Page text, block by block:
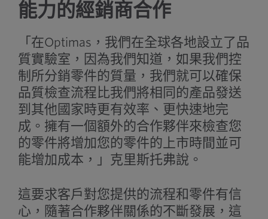
能力的經銷商合作
「在Optimas，我們在全球各地設立了品
質實驗室，因為我們知道，如果我們控
制所分銷零件的質量，我們就可以確保
品質檢查流程比我們將相同的產品發送
到其他國家時更有效率、更快速地完
成。擁有一個額外的合作夥伴來檢查您
的零件將增加您的零件的上市時間並可
能增加成本，」克里斯托弗說。
這要求客戶對您提供的流程和零件有信
心，隨著合作夥伴關係的不斷發展，這